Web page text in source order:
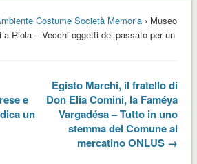
Costume Società Memoria› Museo
a Riola – Vecchi oggetti del passato per un
e
un
Egisto Marchi, il fratello di
Don Elia Comini, la Faméya
Vargadésa – Tutto in uno
stemma del Comune al
mercatino ONLUS →